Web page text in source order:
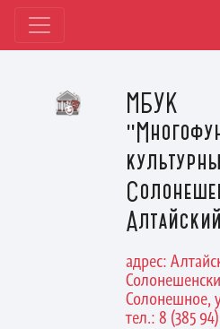
МБУК
адрес:
Солонешное,
тел.: 8 (385